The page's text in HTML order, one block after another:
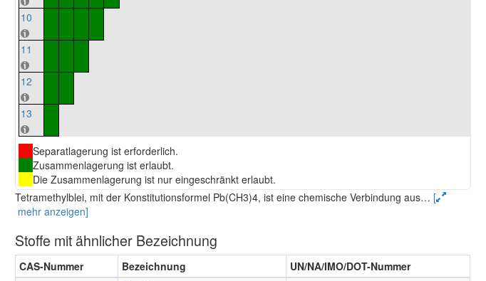
10
11
12
13
Separatlagerung ist erforderlich.
Zusammenlagerung ist erlaubt.
Die Zusammenlagerung ist nur eingeschränkt erlaubt.
Tetramethylblei, mit der Konstitutionsformel Pb(CH3)4, ist eine chemische Verbindung aus… [
mehr anzeigen]
Stoffe mit ähnlicher Bezeichnung
CAS-Nummer Bezeichnung
UN/NA/IMO/DOT-Nummer